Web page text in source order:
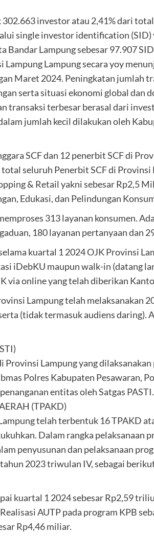
investor atau 2,41% dari
single investor identification
Lampung sebesar 97.907
Lampung secara yoy
Maret 2024. Peningkatan jumlah
serta situasi ekonomi global dan
terbesar berasal dari
jumlah kecil dilakukan oleh
SCF dan 12 penerbit SCF di
seluruh Penerbit SCF di
& Retail yakni sebesar Rp2,5
Edukasi, dan Pelindungan
313 layanan konsumen.
180 layanan pertanyaan dan
kuartal 1 2024 OJK Provinsi
iDebKU maupun walk-in (datang
via online yang telah diberikan
Lampung telah melaksanakan
(tidak termasuk audiens
Lampung yang
Polres Kabupaten Pesawaran,
entitas oleh Satgas PASTI.
(TPAKD)
telah terbentuk 16 TPAKD
Dalam rangka pelaksanaan
penyusunan dan pelaksanaan
2023 triwulan IV, sebagai
kuartal 1 2024 sebesar Rp2,59
AUTP pada program KPB
Rp4,46 miliar.